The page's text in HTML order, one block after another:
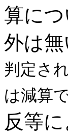
算に
外は
判定さ
は減算
反等